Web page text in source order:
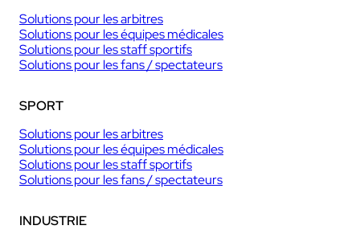
Solutions pour les arbitres
Solutions pour les équipes médicales
Solutions pour les staff sportifs
Solutions pour les fans / spectateurs
SPORT
Solutions pour les arbitres
Solutions pour les équipes médicales
Solutions pour les staff sportifs
Solutions pour les fans / spectateurs
INDUSTRIE